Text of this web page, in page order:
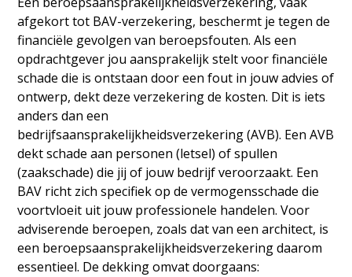
afgekort tot BAV-verzekering, beschermt je tegen de
financiële gevolgen van beroepsfouten. Als een
opdrachtgever jou aansprakelijk stelt voor financiële
schade die is ontstaan door een fout in jouw advies of
ontwerp, dekt deze verzekering de kosten. Dit is iets
anders dan een
bedrijfsaansprakelijkheidsverzekering (AVB). Een AVB
dekt schade aan personen (letsel) of spullen
(zaakschade) die jij of jouw bedrijf veroorzaakt. Een
BAV richt zich specifiek op de vermogensschade die
voortvloeit uit jouw professionele handelen. Voor
adviserende beroepen, zoals dat van een architect, is
een beroepsaansprakelijkheidsverzekering daarom
essentieel. De dekking omvat doorgaans: